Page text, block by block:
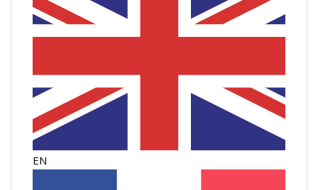
EN